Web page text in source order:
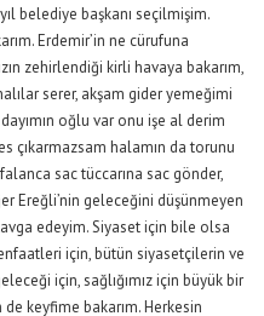
belediye başkanı seçilmişim.
Erdemir’in ne cürufuna
zehirlendiği kirli havaya bakarım,
halılar serer, akşam gider yemeğimi
oğlu var onu işe al derim
çıkarmazsam halamın da torunu
sac tüccarına sac gönder,
Ereğli’nin geleceğini düşünmeyen
edeyim. Siyaset için bile olsa
için, bütün siyasetçilerin ve
için, sağlığımız için büyük bir
keyfime bakarım. Herkesin